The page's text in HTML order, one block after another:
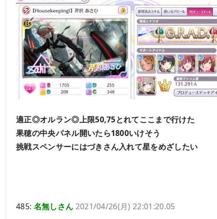
適正◎オルラン◎上限50,75とれてここまで行けた
果穂の中央パネル開いたら1800いけそう
挑戦スペンサーにはづきさん入れて星をめざしたい
485: 名無しさん 2021/04/26(月) 22:01:20.05